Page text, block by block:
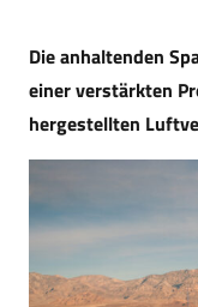
Die anhaltenden
einer verstärkten
hergestellten